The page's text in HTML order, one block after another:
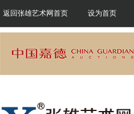
返回张雄艺术网首页 设为首页